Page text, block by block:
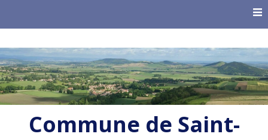
Commune de Saint-